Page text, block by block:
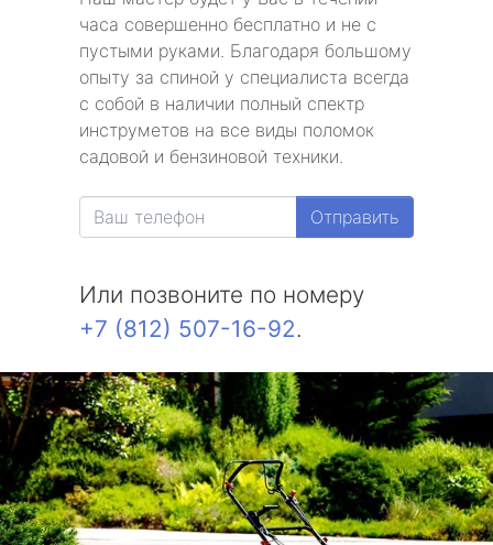
часа совершенно бесплатно и не с
пустыми руками. Благодаря большому
опыту за спиной у специалиста всегда
с собой в наличии полный спектр
инструметов на все виды поломок
садовой и бензиновой техники.
Отправить
Или позвоните по номеру
+7 (812) 507-16-92.